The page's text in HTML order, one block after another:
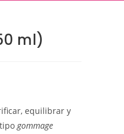
ml)
equilibrar y
tipogommage